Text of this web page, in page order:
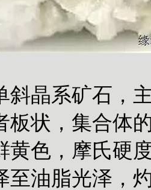
斜晶系矿石，
板状，集合体
黄色，摩氏硬
至油脂光泽，